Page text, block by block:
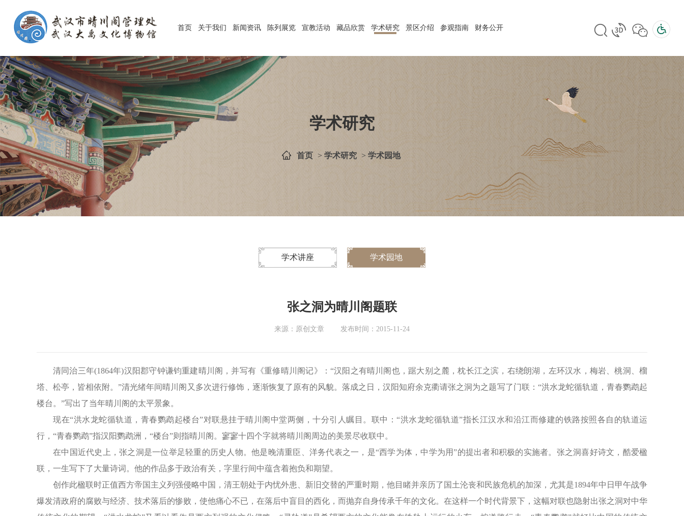
首页 关于我们 新闻资讯 陈列展览 宣教活动 藏品欣赏 学术研究 景区介绍 参观指南 财务公开
学术研究
首页 > 学术研究 > 学术园地
学术讲座 学术园地
张之洞为晴川阁题联
来源：原创文章 发布时间：2015-11-24
清同治三年(1864年)汉阳郡守钟谦钧重建晴川阁，并写有《重修晴川阁记》：“汉阳之有晴川阁也，踞大别之麓，枕长江之滨，右绕朗湖，左环汉水，梅岩、桃洞、榴
塔、松亭，皆相依附。”清光绪年间晴川阁又多次进行修饰，逐渐恢复了原有的风貌。落成之日，汉阳知府余克衢请张之洞为之题写了门联：“洪水龙蛇循轨道，青春鹦鹉起
楼台。”写出了当年晴川阁的太平景象。
现在“洪水龙蛇循轨道，青春鹦鹉起楼台”对联悬挂于晴川阁中堂两侧，十分引人瞩目。联中：“洪水龙蛇循轨道”指长江汉水和沿江而修建的铁路按照各自的轨道运
行，“青春鹦鹉”指汉阳鹦鹉洲，“楼台”则指晴川阁。寥寥十四个字就将晴川阁周边的美景尽收联中。
在中国近代史上，张之洞是一位举足轻重的历史人物。他是晚清重臣、洋务代表之一，是“西学为体，中学为用”的提出者和积极的实施者。张之洞喜好诗文，酷爱楹
联，一生写下了大量诗词。他的作品多于政治有关，字里行间中蕴含着抱负和期望。
创作此楹联时正值西方帝国主义列强侵略中国，清王朝处于内忧外患、新旧交替的严重时期，他目睹并亲历了国土沦丧和民族危机的加深，尤其是1894年中日甲午战争
爆发清政府的腐败与经济、技术落后的惨败，使他痛心不已，在落后中盲目的西化，而抛弃自身传承千年的文化。在这样一个时代背景下，这幅对联也隐射出张之洞对中华